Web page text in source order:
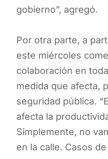
gobierno”, agregó.
Por otra parte, a
este miércoles
colaboración en
medida que afecta,
seguridad pública.
afecta la
Simplemente, no
en la calle. Casos